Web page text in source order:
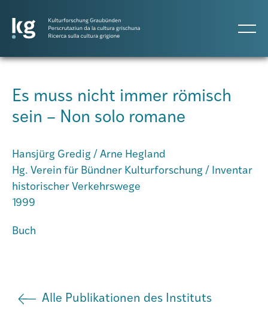
Projects
Publicaziuns
Persunas
Institut
Es muss nicht immer römisch
sein – Non solo romane
Hansjürg Gredig / Arne Hegland
Hg. Verein für Bündner Kulturforschung / Inventar
historischer Verkehrswege
1999
Buch
Alle Publikationen des Instituts